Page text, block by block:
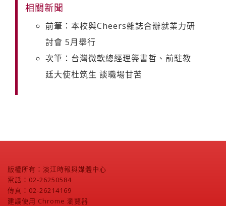
相關新聞
前筆：本校與Cheers雜誌合辦就業力研
討會 5月舉行
次筆：台灣微軟總經理龔書哲、前駐教
廷大使杜筑生 談職場甘苦
版權所有：淡江時報與媒體中心
電話：02-26250584
傳真：02-26214169
建議使用 Chrome 瀏覽器